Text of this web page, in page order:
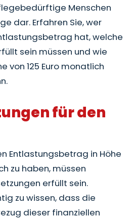
Menschen
dar. Erfahren Sie, wer
hat, welche
sein müssen und wie
von 125 Euro monatlich
für den
Entlastungsbetrag in Höhe
zu haben, müssen
erfüllt sein.
zu wissen, dass die
dieser finanziellen